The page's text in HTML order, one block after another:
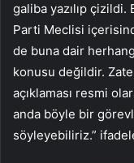
galiba yazılıp
Parti Meclisi
de buna dair
konusu değildir.
açıklaması resmi
anda böyle bir
söyleyebiliriz.”